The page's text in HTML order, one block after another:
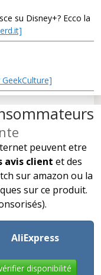
su Disney+? Ecco la
peuvent etre
avis client et des
sur amazon ou la
sur ce produit.
AliExpress
disponibilité